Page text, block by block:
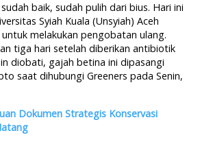
baik, sudah pulih dari bius. Hari ini
Syiah Kuala (Unsyiah) Aceh
melakukan pengobatan ulang.
tiga hari setelah diberikan antibiotik
diobati, gajah betina ini dipasangi
saat dihubungi Greeners pada Senin,
Dokumen Strategis Konservasi